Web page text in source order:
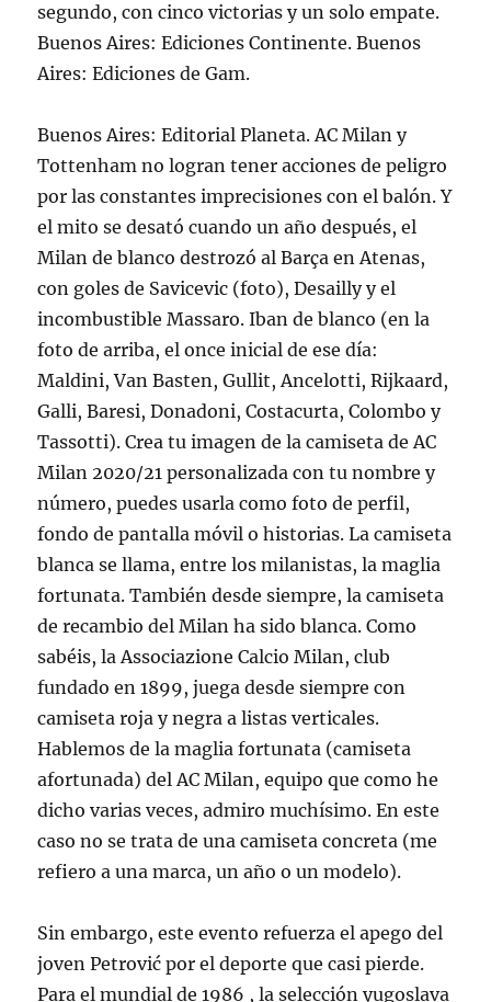
segundo, con cinco victorias y un solo empate.
Buenos Aires: Ediciones Continente. Buenos
Aires: Ediciones de Gam.
Buenos Aires: Editorial Planeta. AC Milan y
Tottenham no logran tener acciones de peligro
por las constantes imprecisiones con el balón. Y
el mito se desató cuando un año después, el
Milan de blanco destrozó al Barça en Atenas,
con goles de Savicevic (foto), Desailly y el
incombustible Massaro. Iban de blanco (en la
foto de arriba, el once inicial de ese día:
Maldini, Van Basten, Gullit, Ancelotti, Rijkaard,
Galli, Baresi, Donadoni, Costacurta, Colombo y
Tassotti). Crea tu imagen de la camiseta de AC
Milan 2020/21 personalizada con tu nombre y
número, puedes usarla como foto de perfil,
fondo de pantalla móvil o historias. La camiseta
blanca se llama, entre los milanistas, la maglia
fortunata. También desde siempre, la camiseta
de recambio del Milan ha sido blanca. Como
sabéis, la Associazione Calcio Milan, club
fundado en 1899, juega desde siempre con
camiseta roja y negra a listas verticales.
Hablemos de la maglia fortunata (camiseta
afortunada) del AC Milan, equipo que como he
dicho varias veces, admiro muchísimo. En este
caso no se trata de una camiseta concreta (me
refiero a una marca, un año o un modelo).
Sin embargo, este evento refuerza el apego del
joven Petrović por el deporte que casi pierde.
Para el mundial de 1986 , la selección yugoslava